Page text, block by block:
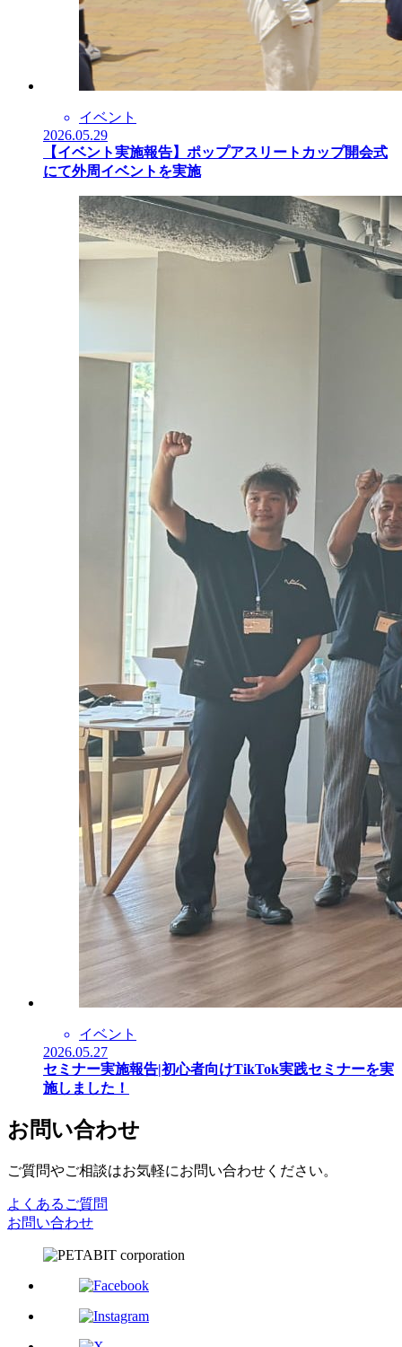
イベント
2026.05.29
【イベント実施報告】ポップアスリートカップ開会式
にて外周イベントを実施
イベント
2026.05.27
セミナー実施報告|初心者向けTikTok実践セミナーを実
施しました！
お問い合わせ
ご質問やご相談はお気軽にお問い合わせください。
よくあるご質問
お問い合わせ